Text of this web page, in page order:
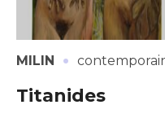
MILIN ·
Titanides